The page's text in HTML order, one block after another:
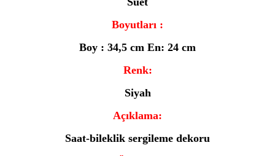
Boyutları :
Boy : 34,5 cm En: 24 cm
Renk:
Siyah
Açıklama:
Saat-bileklik sergileme dekoru